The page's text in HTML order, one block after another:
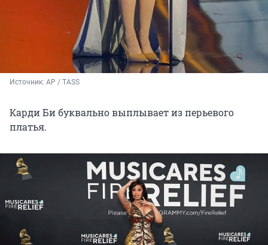
Источник: AP / TASS
Карди Би буквально выплывает из перьевого
платья.